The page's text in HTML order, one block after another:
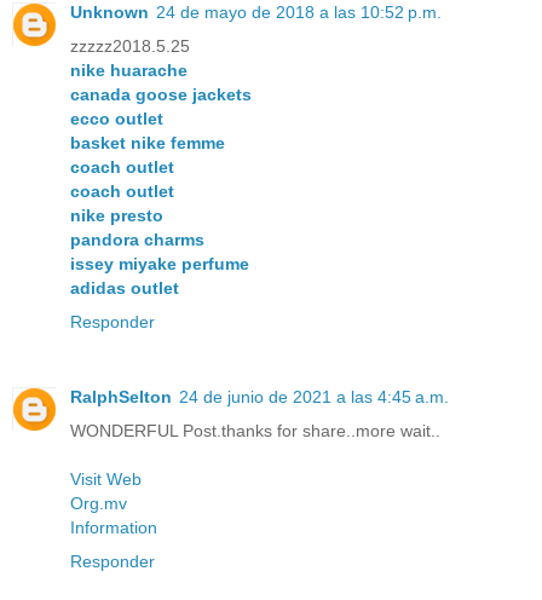
Unknown 24 de mayo de 2018 a las 10:52 p.m.
zzzzz2018.5.25
nike huarache
canada goose jackets
ecco outlet
basket nike femme
coach outlet
coach outlet
nike presto
pandora charms
issey miyake perfume
adidas outlet
Responder
RalphSelton 24 de junio de 2021 a las 4:45 a.m.
WONDERFUL Post.thanks for share..more wait..
Visit Web
Org.mv
Information
Responder